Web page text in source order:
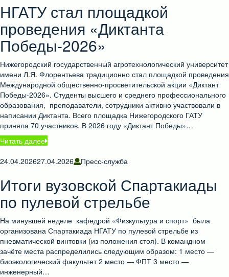
НГАТУ стал площадкой
проведения «Диктанта
Победы-2026»
Нижегородский государственный агротехнологический университет
имени Л.Я. Флорентьева традиционно стал площадкой проведения
Международной общественно-просветительской акции «Диктант
Победы-2026». Студенты высшего и среднего профессионального
образования, преподаватели, сотрудники активно участвовали в
написании Диктанта. Всего площадка Нижегородского ГАТУ
приняла 70 участников. В 2026 году «Диктант Победы»…
Читать далее
24.04.202627.04.2026 Пресс-служба
Итоги вузовской Спартакиады
по пулевой стрельбе
На минувшей неделе кафедрой «Физкультура и спорт» была
организована Спартакиада НГАТУ по пулевой стрельбе из
пневматической винтовки (из положения стоя). В командном
зачёте места распределились следующим образом: 1 место —
биоэкологический факультет 2 место — ФПТ 3 место —
инженерный…